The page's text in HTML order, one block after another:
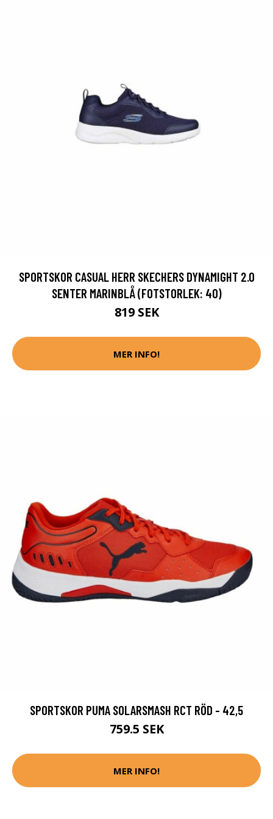
SPORTSKOR CASUAL HERR SKECHERS DYNAMIGHT 2.0
SENTER MARINBLÅ (FOTSTORLEK: 40)
819 SEK
MER INFO!
SPORTSKOR PUMA SOLARSMASH RCT RÖD - 42,5
759.5 SEK
MER INFO!